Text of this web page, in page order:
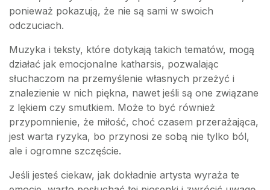
ponieważ pokazują, że nie są sami w swoich
odczuciach.
Muzyka i teksty, które dotykają takich tematów, mogą
działać jak emocjonalne katharsis, pozwalając
słuchaczom na przemyślenie własnych przeżyć i
znalezienie w nich piękna, nawet jeśli są one związane
z lękiem czy smutkiem. Może to być również
przypomnienie, że miłość, choć czasem przerażająca,
jest warta ryzyka, bo przynosi ze sobą nie tylko ból,
ale i ogromne szczęście.
Jeśli jesteś ciekaw, jak dokładnie artysta wyraża te